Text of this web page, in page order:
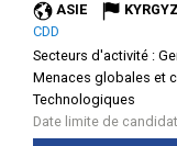
ASIE
CDD
Secteurs d'activité :
Menaces globales et
Technologiques
Date limite de